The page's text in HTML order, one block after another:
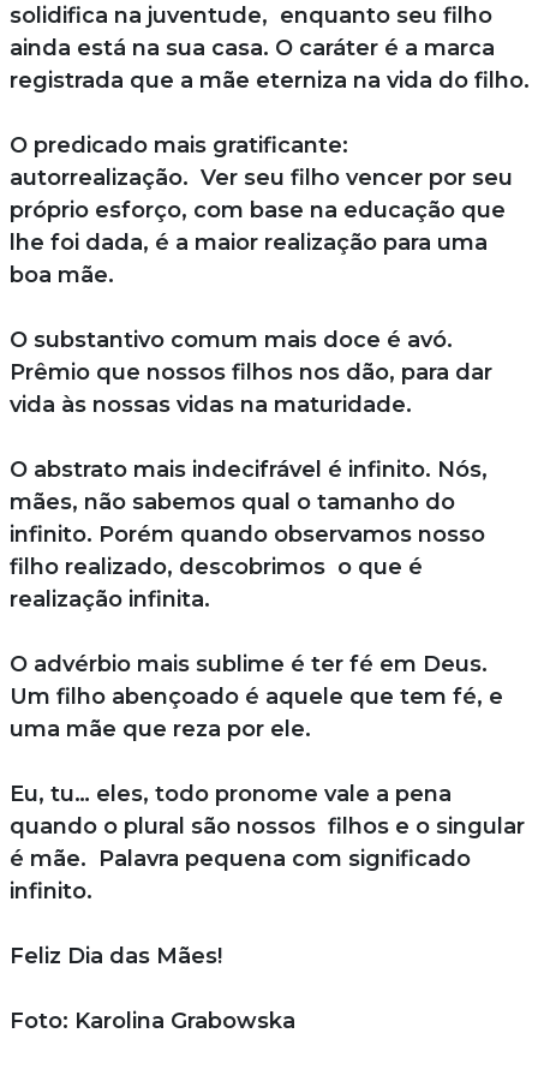
solidifica na juventude, enquanto seu filho
ainda está na sua casa. O caráter é a marca
registrada que a mãe eterniza na vida do filho.
O predicado mais gratificante:
autorrealização. Ver seu filho vencer por seu
próprio esforço, com base na educação que
lhe foi dada, é a maior realização para uma
boa mãe.
O substantivo comum mais doce é avó.
Prêmio que nossos filhos nos dão, para dar
vida às nossas vidas na maturidade.
O abstrato mais indecifrável é infinito. Nós,
mães, não sabemos qual o tamanho do
infinito. Porém quando observamos nosso
filho realizado, descobrimos o que é
realização infinita.
O advérbio mais sublime é ter fé em Deus.
Um filho abençoado é aquele que tem fé, e
uma mãe que reza por ele.
Eu, tu… eles, todo pronome vale a pena
quando o plural são nossos filhos e o singular
é mãe. Palavra pequena com significado
infinito.
Feliz Dia das Mães!
Foto: Karolina Grabowska